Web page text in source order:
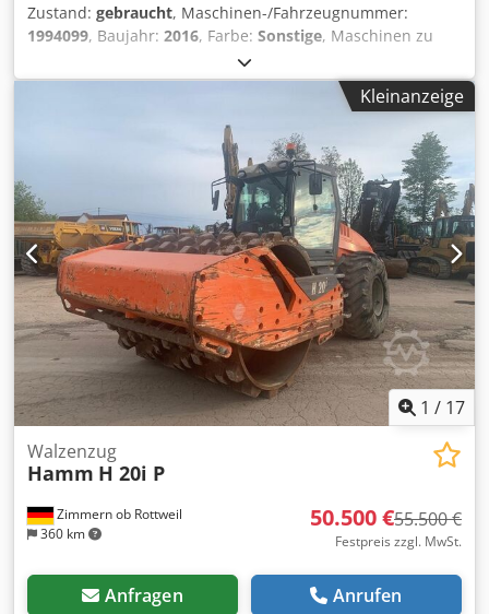
Zustand: gebraucht, Maschinen-/Fahrzeugnummer:
1994099, Baujahr: 2016, Farbe: Sonstige, Maschinen zu
verkaufen! Durchstöbern Sie unsere Webseite für eine
Vielzahl von Maschinen, die sofort verfügbar sind. Wir
haben mehr Auswahl als online sichtbar, rufen Sie uns
also gerne jederzeit an oder senden Sie uns eine E-Mail.
Alle unsere Maschinen sind vollständig gewartet und auf
Zuverlässigkeit geprüft. Benötigen Sie Bilder? Kontaktieren
Sie uns einfach – wir senden Ihnen diese umgehend zu.
Wir unterstützen Sie gern auf Niederländisch, Englisch,
Französisch, Deutsch, Spanisch und Russisch. Entdecken
Sie unser umfangreiches Angebot an zuverlässigen
Maschinen. Dkedpswai S Nsfx Ak Eor
Kleinanzeige
1 / 17
Zimmern ob Rottweil
360 km
Walzenzug
Hamm H 20i P
50.500 €55.500 €
Festpreis zzgl. MwSt.
Anfragen Anrufen